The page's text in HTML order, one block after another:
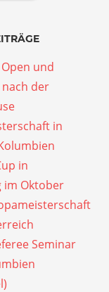
und
der
in
in
im Oktober
Seminar